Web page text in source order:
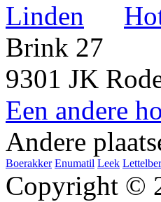
Brink 27
9301 JK
Een andere
Andere
Boerakker Enumatil Leek
Copyright ©